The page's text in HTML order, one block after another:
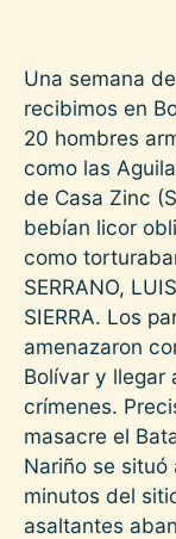
Una semana
recibimos en
20 hombres
como las
de Casa Zinc
bebían licor
como
SERRANO,
SIERRA. Los
amenazaron
Bolívar y llegar
crímenes.
masacre el
Nariño se
minutos del
asaltantes